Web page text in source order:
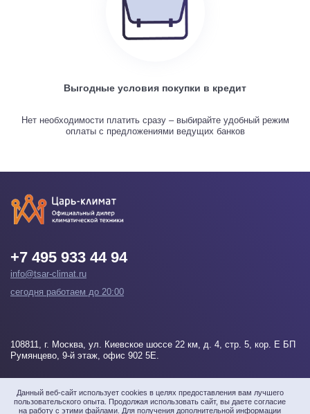
Данный веб-сайт использует cookies в целях предоставления вам лучшего
пользовательского опыта. Продолжая использовать сайт, вы даете согласие
на работу с этими файлами. Для получения дополнительной информации
Выгодные условия покупки в кредит
Нет необходимости платить сразу – выбирайте удобный режим
оплаты с предложениями ведущих банков
+7 495 933 44 94
info@tsar-climat.ru
сегодня работаем до 20:00
108811, г. Москва, ул. Киевское шоссе 22 км, д. 4, стр. 5, кор. Е БП
Румянцево, 9-й этаж, офис 902 5Е.
Напишите нам